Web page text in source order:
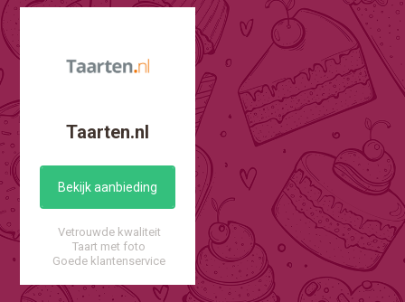
Taarten.nl
Bekijk aanbieding
Vetrouwde kwaliteit
Taart met foto
Goede klantenservice